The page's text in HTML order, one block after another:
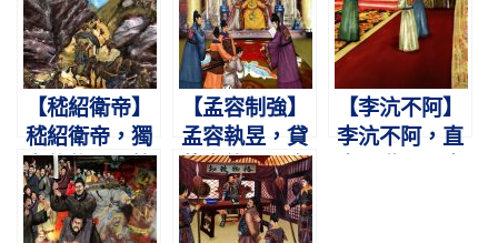
劉。
陽。
君。
【嵇紹衛帝】
嵇紹衛帝，獨
力依依。飛箭
雨集，血濺御
衣。
【孟容制強】
孟容執昱，貸
債令償。不奉
詔旨，抑制豪
強。
【李沆不阿】
李沆不阿，直